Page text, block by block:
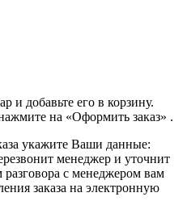
и добавьте его в корзину.
на «Оформить заказ» .
укажите Ваши данные:
менеджер и уточнит
разговора с менеджером вам
заказа на электронную